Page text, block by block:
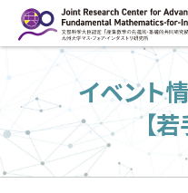
ン
へ
ス
キ
HOME
概要
運営
2026年度公募
イベント
【